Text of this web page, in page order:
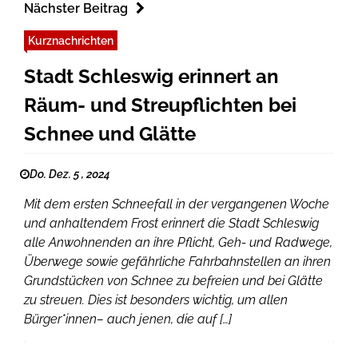
Nächster Beitrag
Kurznachrichten
Stadt Schleswig erinnert an
Räum- und Streupflichten bei
Schnee und Glätte
Do. Dez. 5 , 2024
Mit dem ersten Schneefall in der vergangenen Woche
und anhaltendem Frost erinnert die Stadt Schleswig
alle Anwohnenden an ihre Pflicht, Geh- und Radwege,
Überwege sowie gefährliche Fahrbahnstellen an ihren
Grundstücken von Schnee zu befreien und bei Glätte
zu streuen. Dies ist besonders wichtig, um allen
Bürger*innen– auch jenen, die auf […]